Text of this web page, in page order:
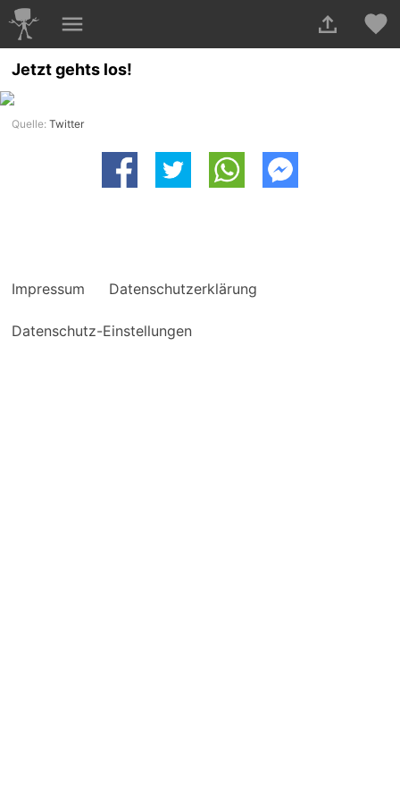
Jetzt gehts los!
Quelle:Twitter
Impressum Datenschutzerklärung
Datenschutz-Einstellungen